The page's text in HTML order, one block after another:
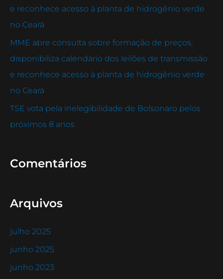
:
e reconhece acesso à planta de hidrogênio verde
no Ceará
MME abre consulta sobre formação de preços,
disponibiliza calendário dos leilões de transmissão
e reconhece acesso à planta de hidrogênio verde
no Ceará
TSE vota pela inelegibilidade de Bolsonaro pelos
próximos 8 anos
Comentários
Arquivos
julho 2025
junho 2025
junho 2023